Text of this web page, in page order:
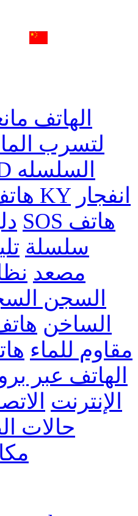
الهاتف
لتسرب
الهاتف العام ZD السلسله
هاتف مكبر الصوت KY انفجار
SOS هاتف
EM GSM سلسلة
مصعد
السجن
الساخن
مقاوم للماء
الهاتف عبر
الإنترنت
حالات